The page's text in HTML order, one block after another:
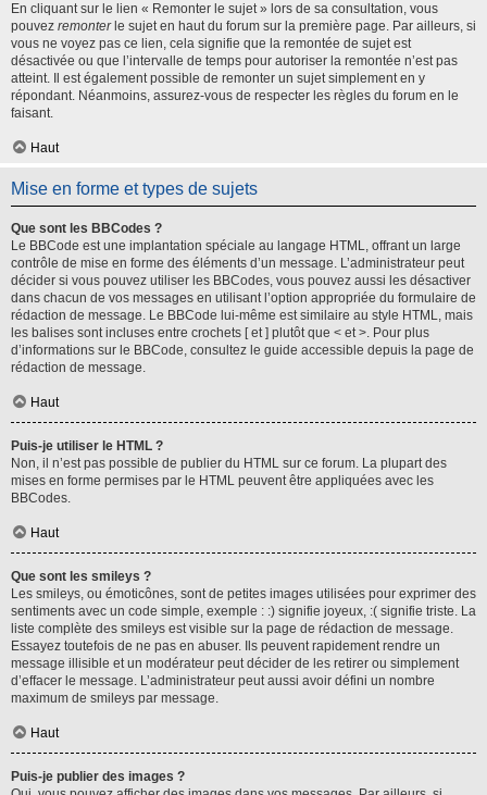
En cliquant sur le lien « Remonter le sujet » lors de sa consultation, vous
pouvez remonterle sujet en haut du forum sur la première page. Par ailleurs, si
vous ne voyez pas ce lien, cela signifie que la remontée de sujet est
désactivée ou que l’intervalle de temps pour autoriser la remontée n’est pas
atteint. Il est également possible de remonter un sujet simplement en y
répondant. Néanmoins, assurez-vous de respecter les règles du forum en le
faisant.
Haut
Mise en forme et types de sujets
Que sont les BBCodes ?
Le BBCode est une implantation spéciale au langage HTML, offrant un large
contrôle de mise en forme des éléments d’un message. L’administrateur peut
décider si vous pouvez utiliser les BBCodes, vous pouvez aussi les désactiver
dans chacun de vos messages en utilisant l’option appropriée du formulaire de
rédaction de message. Le BBCode lui-même est similaire au style HTML, mais
les balises sont incluses entre crochets [ et ] plutôt que < et >. Pour plus
d’informations sur le BBCode, consultez le guide accessible depuis la page de
rédaction de message.
Haut
Puis-je utiliser le HTML ?
Non, il n’est pas possible de publier du HTML sur ce forum. La plupart des
mises en forme permises par le HTML peuvent être appliquées avec les
BBCodes.
Haut
Que sont les smileys ?
Les smileys, ou émoticônes, sont de petites images utilisées pour exprimer des
sentiments avec un code simple, exemple : :) signifie joyeux, :( signifie triste. La
liste complète des smileys est visible sur la page de rédaction de message.
Essayez toutefois de ne pas en abuser. Ils peuvent rapidement rendre un
message illisible et un modérateur peut décider de les retirer ou simplement
d’effacer le message. L’administrateur peut aussi avoir défini un nombre
maximum de smileys par message.
Haut
Puis-je publier des images ?